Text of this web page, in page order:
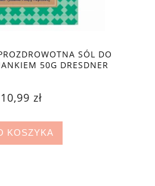
SÓL DO
50G DRESDNER
10,99 zł
KOSZYKA